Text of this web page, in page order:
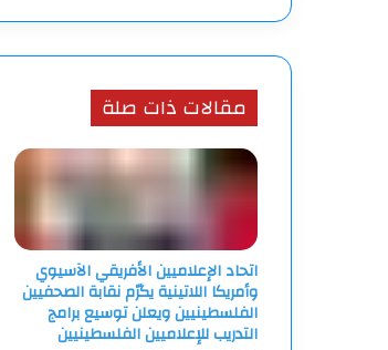
مقالات ذات صلة
اتحاد الإعلاميين الأفريقي الآسيوي
وأمريكا اللاتينية يكرّم نقابة الصحفيين
الفلسطينيين ويعلن توسيع برامج
التدريب للإعلاميين الفلسطينيين